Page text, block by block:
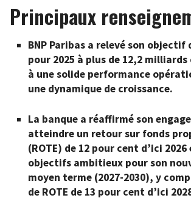
Principaux
BNP Paribas a relevé son
pour 2025 à plus de 12,2 milliards
à une solide performance
une dynamique de croissance.
La banque a réaffirmé son
atteindre un retour sur fonds
(ROTE) de 12 pour cent d’ici
objectifs ambitieux pour son
moyen terme (2027-2030), y
de ROTE de 13 pour cent d’ici